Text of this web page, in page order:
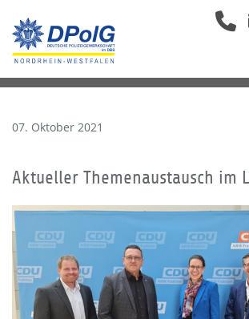
07. Oktober 2021
Aktueller Themenaustausch im